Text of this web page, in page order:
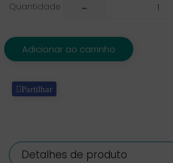
Band
Quantidade
Adicionar ao carrinho
Partilhar
Detalhes de produto